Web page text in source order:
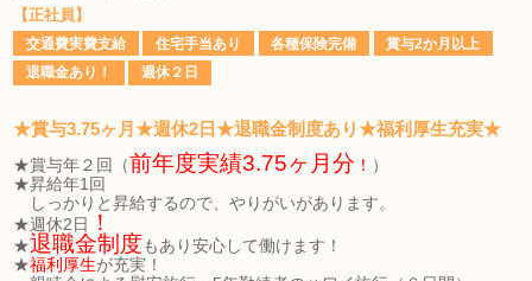
【正社員】
交通費実費支給 住宅手当あり 各種保険完備
賞与2か月以上
退職金あり！
週休２日
★賞与3.75ヶ月★週休2日★退職金制度あり★福利厚生充実★
★賞与年２回（前年度実績3.75ヶ月分 ！ ）
★昇給年1回
しっかりと昇給するので、やりがいがあります。
★週休2日
！
★退職金制度 もあり安心して働けます！
★福利厚生が充実！